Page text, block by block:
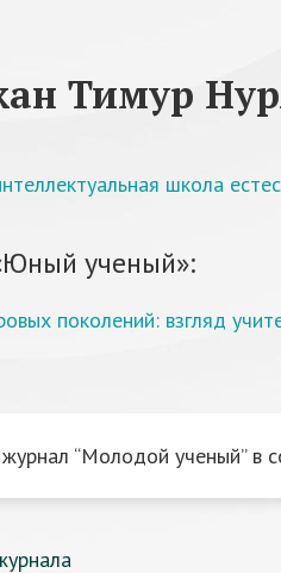
Тимур
школа
ученый»:
поколений: взгляд
“Молодой ученый” в